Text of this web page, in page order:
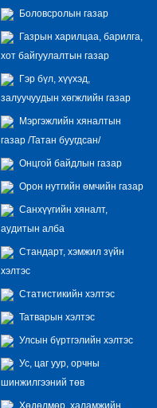
Боловсролын газар
Газрын харилцаа, барилга,
хот байгуулалтын газар
Гэр бүл, хүүхэд,
залуучуудын хөгжлийн газар
Мэргэжлийн хяналтын
газар /Татан буугдсан/
Онцгой байдлын газар
Орон нутгийн өмчийн газар
Санхүүгийн хяналт,
аудитын алба
Стандарт, хэмжил зүйн
хэлтэс
Статистикийн хэлтэс
Татварын хэлтэс
Улсын бүртгэлийн хэлтэс
Ус, цаг уур, орчны
шинжилгээний төв
Хөдөлмөр, халамжийн